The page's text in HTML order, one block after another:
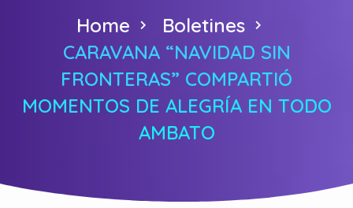
Home
Boletines
CARAVANA “NAVIDAD SIN
FRONTERAS” COMPARTIÓ
MOMENTOS DE ALEGRÍA EN TODO
AMBATO